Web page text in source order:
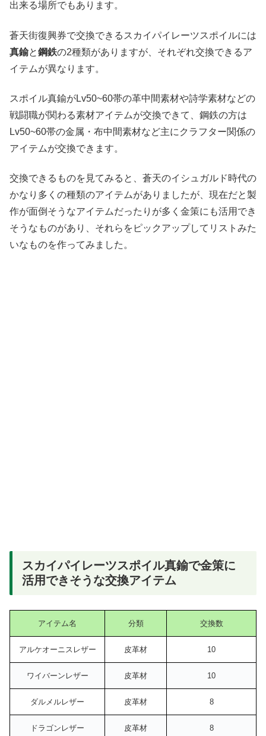
出来る場所でもあります。
蒼天街復興券で交換できるスカイパイレーツスポイルには
真鍮と鋼鉄の2種類がありますが、それぞれ交換できるア
イテムが異なります。
スポイル真鍮がLv50~60帯の革中間素材や詩学素材などの
戦闘職が関わる素材アイテムが交換できて、鋼鉄の方は
Lv50~60帯の金属・布中間素材など主にクラフター関係の
アイテムが交換できます。
交換できるものを見てみると、蒼天のイシュガルド時代の
かなり多くの種類のアイテムがありましたが、現在だと製
作が面倒そうなアイテムだったりが多く金策にも活用でき
そうなものがあり、それらをピックアップしてリストみた
いなものを作ってみました。
スカイパイレーツスポイル真鍮で金策に
活用できそうな交換アイテム
アイテム名 分類 交換数
アルケオーニスレザー 皮革材 10
ワイバーンレザー 皮革材 10
ダルメルレザー 皮革材 8
ドラゴンレザー 皮革材 8